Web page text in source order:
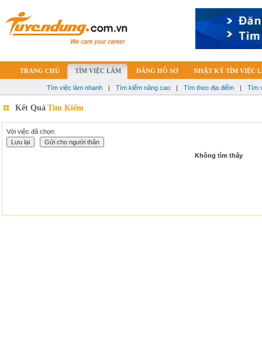
TRANG CHỦ TÌM VIỆC LÀM ĐĂNG HỒ SƠ NHẬT KÝ TÌM VIỆC
Tìm việc làm nhanh | Tìm kiếm nâng cao | Tìm theo địa điểm | Tìm
Kết Quả Tìm Kiếm
Với việc đã chọn:
Không tìm thấy